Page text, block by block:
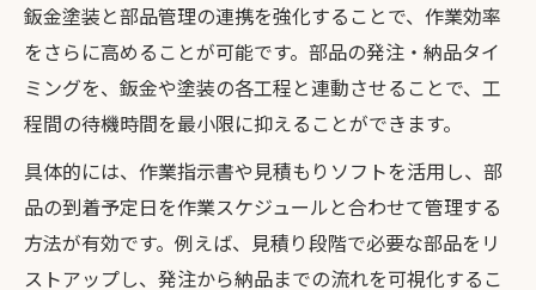
鈑金塗装と部品管理の連携を強化することで、作業効率
をさらに高めることが可能です。部品の発注・納品タイ
ミングを、鈑金や塗装の各工程と連動させることで、工
程間の待機時間を最小限に抑えることができます。
具体的には、作業指示書や見積もりソフトを活用し、部
品の到着予定日を作業スケジュールと合わせて管理する
方法が有効です。例えば、見積り段階で必要な部品をリ
ストアップし、発注から納品までの流れを可視化するこ